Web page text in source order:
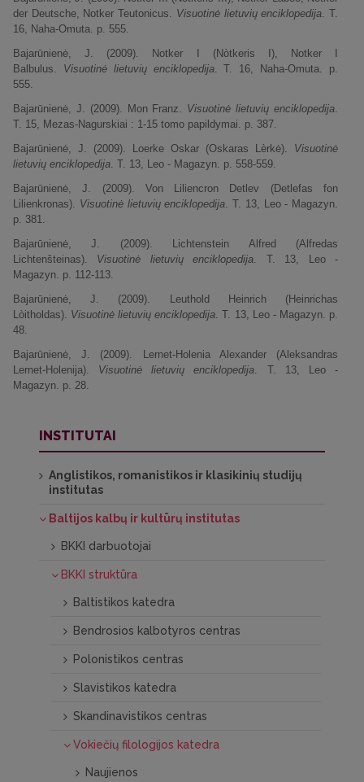
der Deutsche, Notker Teutonicus. Visuotinė lietuvių enciklopedija. T.
16, Naha-Omuta. p. 555.
Bajarūnienė, J. (2009). Notker I (Nòtkeris I), Notker I
Balbulus. Visuotinė lietuvių enciklopedija. T. 16, Naha-Omuta. p.
555.
Bajarūnienė, J. (2009). Mon Franz. Visuotinė lietuvių enciklopedija.
T. 15, Mezas-Nagurskiai : 1-15 tomo papildymai. p. 387.
Bajarūnienė, J. (2009). Loerke Oskar (Oskaras Lèrkė). Visuotinė
lietuvių enciklopedija. T. 13, Leo - Magazyn. p. 558-559.
Bajarūnienė, J. (2009). Von Liliencron Detlev (Detlefas fon
Lilienkronas). Visuotinė lietuvių enciklopedija. T. 13, Leo - Magazyn.
p. 381.
Bajarūnienė, J. (2009). Lichtenstein Alfred (Alfredas
Lichtenšteinas). Visuotinė lietuvių enciklopedija. T. 13, Leo -
Magazyn. p. 112-113.
Bajarūnienė, J. (2009). Leuthold Heinrich (Heinrichas
Lòitholdas). Visuotinė lietuvių enciklopedija. T. 13, Leo - Magazyn. p.
48.
Bajarūnienė, J. (2009). Lernet-Holenia Alexander (Aleksandras
Lernet-Holenija). Visuotinė lietuvių enciklopedija. T. 13, Leo -
Magazyn. p. 28.
INSTITUTAI
Anglistikos, romanistikos ir klasikinių studijų
institutas
Baltijos kalbų ir kultūrų institutas
BKKI darbuotojai
BKKI struktūra
Baltistikos katedra
Bendrosios kalbotyros centras
Polonistikos centras
Slavistikos katedra
Skandinavistikos centras
Vokiečių filologijos katedra
Naujienos